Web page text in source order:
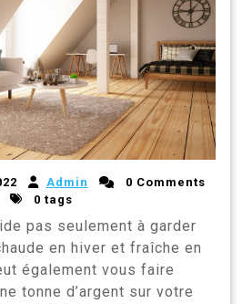
Admin
0 Comments
0 tags
pas seulement à garder
en hiver et fraîche en
également vous faire
tonne d’argent sur votre